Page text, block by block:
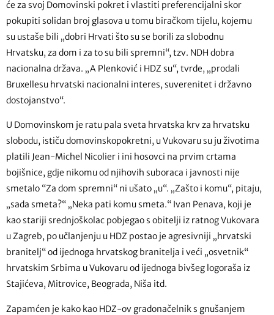
će za svoj Domovinski pokret i vlastiti preferencijalni skor
pokupiti solidan broj glasova u tomu biračkom tijelu, kojemu
su ustaše bili „dobri Hrvati što su se borili za slobodnu
Hrvatsku, za dom i za to su bili spremni“, tzv. NDH dobra
nacionalna država. „A Plenković i HDZ su“, tvrde, „prodali
Bruxellesu hrvatski nacionalni interes, suverenitet i državno
dostojanstvo“.
U Domovinskom je ratu pala sveta hrvatska krv za hrvatsku
slobodu, ističu domovinskopokretni, u Vukovaru su ju životima
platili Jean-Michel Nicolier i ini hosovci na prvim crtama
bojišnice, gdje nikomu od njihovih suboraca i javnosti nije
smetalo “Za dom spremni“ ni ušato „u“. „Zašto i komu“, pitaju,
„sada smeta?“ „Neka pati komu smeta.“ Ivan Penava, koji je
kao stariji srednjoškolac pobjegao s obitelji iz ratnog Vukovara
u Zagreb, po učlanjenju u HDZ postao je agresivniji „hrvatski
branitelj“ od ijednoga hrvatskog branitelja i veći „osvetnik“
hrvatskim Srbima u Vukovaru od ijednoga bivšeg logoraša iz
Stajićeva, Mitrovice, Beograda, Niša itd.
Zapamćen je kako kao HDZ-ov gradonačelnik s gnušanjem